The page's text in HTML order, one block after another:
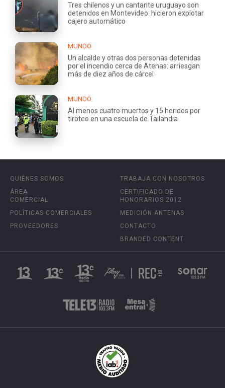
Tres chilenos y un cantante uruguayo son
detenidos en Montevideo: hicieron explotar
cajero automático
MUNDO
Un alcalde y otras dos personas detenidas
por el incendio cerca de Atenas: arriesgan
más de diez años de cárcel
MUNDO
Al menos cuatro muertos y 15 heridos por
tiroteo en una escuela de Tailandia
QUIÉNES SOMOS
ÁREA
COMERCIAL
POLÍTICAS COMERCIALES
PROVEEDORES
TRABAJA CON NOSOTROS
CERTIFICADO DE
HONORARIOS 2012
MEDICIÓN ANTENAS
CONTACTO
BRANDED CONTENT